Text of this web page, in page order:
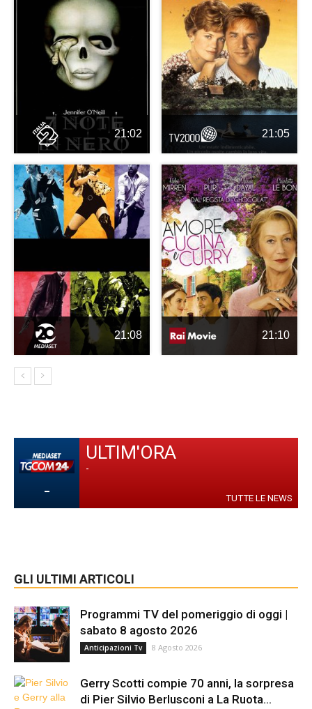
21:02 21:05
21:08 21:10
-
ULTIM'ORA
-
TUTTE LE NEWS
GLI ULTIMI ARTICOLI
Programmi TV del pomeriggio di oggi |
sabato 8 agosto 2026
Anticipazioni Tv 8 Agosto 2026
Gerry Scotti compie 70 anni, la sorpresa
di Pier Silvio Berlusconi a La Ruota...